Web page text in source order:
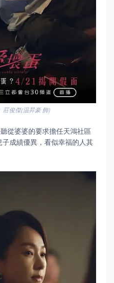
莊俊傑(温昇豪 飾)
從婆婆的要求擔任天鴻社區
成績優異，看似幸福的人其